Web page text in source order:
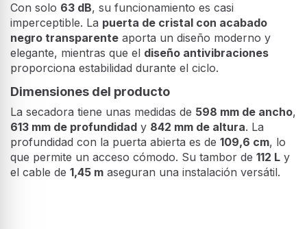
Con solo 63 dB, su funcionamiento es casi
imperceptible. La puerta de cristal con acabado
negro transparente aporta un diseño moderno y
elegante, mientras que el diseño antivibraciones
proporciona estabilidad durante el ciclo.
Dimensiones del producto
La secadora tiene unas medidas de 598 mm de ancho,
613 mm de profundidad y 842 mm de altura. La
profundidad con la puerta abierta es de 109,6 cm, lo
que permite un acceso cómodo. Su tambor de 112 L y
el cable de 1,45 m aseguran una instalación versátil.